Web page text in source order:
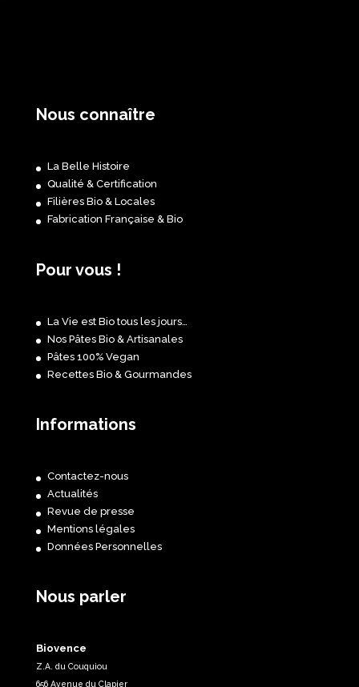
Nous connaître
La Belle Histoire
Qualité & Certification
Filières Bio & Locales
Fabrication Française & Bio
Pour vous !
La Vie est Bio tous les jours…
Nos Pâtes Bio & Artisanales
Pâtes 100% Vegan
Recettes Bio & Gourmandes
Informations
Contactez-nous
Actualités
Revue de presse
Mentions légales
Données Personnelles
Nous parler
Biovence
Z.A. du Couquiou
656 Avenue du Clapier